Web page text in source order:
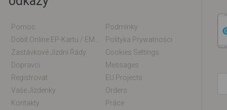
Pomoc
Podmínky
Polityka Prywatności
Zastávkové Jízdní Řády
Cookies Settings
Dopravci
Messages
Registrovat
EU Projects
Vaše Jízdenky
Orders
Kontakty
Práce